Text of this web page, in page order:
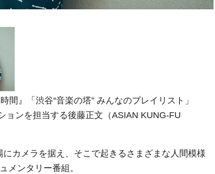
』「渋谷“音楽の塔” みんなのプレイリスト」
ンを担当する後藤正文（ASIAN KUNG-FU
カメラを据え、そこで起きるさまざまな人間模様
メンタリー番組。